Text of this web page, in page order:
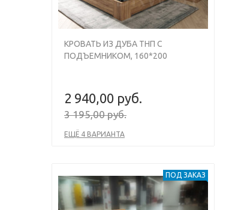
КРОВАТЬ ИЗ ДУБА ТНП С
ПОДЪЕМНИКОМ, 160*200
2 940,00 руб.
3 195,00 руб.
ЕЩЁ 4 ВАРИАНТА
ПОД ЗАКАЗ